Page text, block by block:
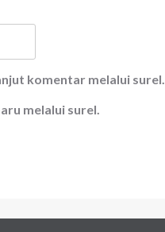
komentar melalui surel.
melalui surel.